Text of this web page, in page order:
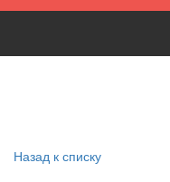
Назад к списку